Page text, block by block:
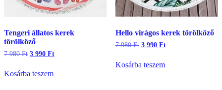
Tengeri állatos kerek
törölköző
7 980Ft Original
7
3 990 FtCurrent
Kosárba teszem
Hello virágos kerek törölköző
7 980Ft Original
7
3 990 FtCurrent
Kosárba teszem